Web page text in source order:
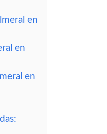
en
en
en